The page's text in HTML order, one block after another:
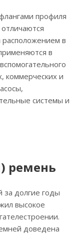
профиля
в
в
коммерческих и
системы и
ремень
за долгие годы
высокое
доведена